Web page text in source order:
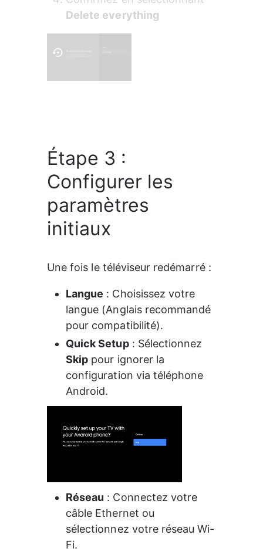
Delete everything
Étape 3 :
Configurer les
paramètres
initiaux
Une fois le téléviseur redémarré :
Langue : Choisissez votre
langue (Anglais recommandé
pour compatibilité).
Quick Setup : Sélectionnez
Skip pour ignorer la
configuration via téléphone
Android.
Réseau : Connectez votre
câble Ethernet ou
sélectionnez votre réseau Wi-
Fi.